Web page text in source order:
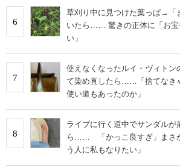
6
草刈り中に見つけた葉っぱ→「
いたら…… 驚きの正体に「お宝
い」
7
使えなくなったルイ・ヴィト
て染め直したら……「捨てなき
使い道もあったのか」
8
ライブに行く道中でサンダル
ら…… 「かっこ良すぎ」まさ
う人に私もなりたい」